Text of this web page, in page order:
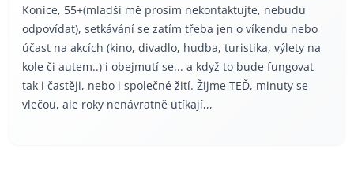
Konice, 55+(mladší mě prosím nekontaktujte, nebudu
odpovídat), setkávání se zatím třeba jen o víkendu nebo
účast na akcích (kino, divadlo, hudba, turistika, výlety na
kole či autem..) i obejmutí se... a když to bude fungovat
tak i častěji, nebo i společné žití. Žijme TEĎ, minuty se
vlečou, ale roky nenávratně utíkají,,,